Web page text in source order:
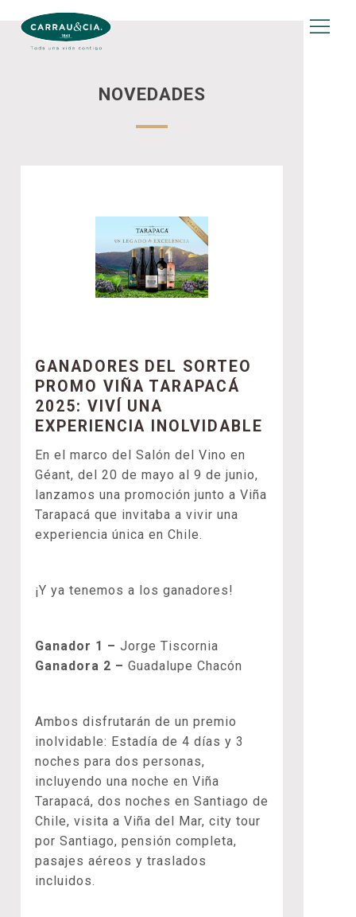
NOVEDADES
GANADORES DEL SORTEO
PROMO VIÑA TARAPACÁ
2025: VIVÍ UNA
EXPERIENCIA INOLVIDABLE
En el marco del Salón del Vino en
Géant, del 20 de mayo al 9 de junio,
lanzamos una promoción junto a Viña
Tarapacá que invitaba a vivir una
experiencia única en Chile.
¡Y ya tenemos a los ganadores!
Ganador 1 – Jorge Tiscornia
Ganadora 2 – Guadalupe Chacón
Ambos disfrutarán de un premio
inolvidable: Estadía de 4 días y 3
noches para dos personas,
incluyendo una noche en Viña
Tarapacá, dos noches en Santiago de
Chile, visita a Viña del Mar, city tour
por Santiago, pensión completa,
pasajes aéreos y traslados
incluidos.